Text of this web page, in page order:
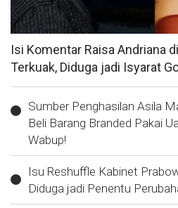
Isi Komentar Raisa Andriana
Terkuak, Diduga jadi Isyarat
Sumber Penghasilan Asila
Beli Barang Branded Pakai
Wabup!
Isu Reshuffle Kabinet
Diduga jadi Penentu